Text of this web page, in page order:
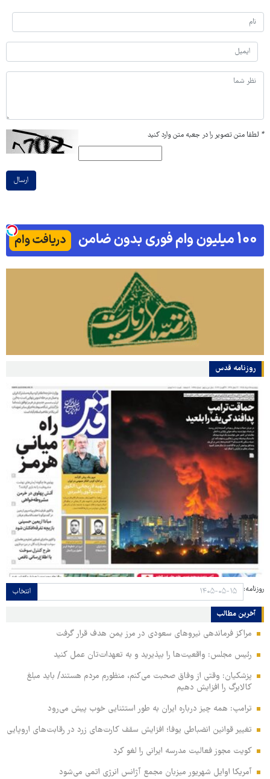
* لطفا متن تصویر را در جعبه متن وارد کنید
ارسال
روزنامه قدس
روزنامه: انتخاب
آخرین مطالب
مراکز فرماندهی نیروهای سعودی در مرز یمن هدف قرار گرفت
رئیس مجلس: واقعیت‌ها را بپذیرید و به تعهدات‌تان عمل کنید
پزشکیان: وقتی از وفاق صحبت می‌کنم، منظورم مردم هستند/ باید مبلغ
کالابرگ را افزایش دهیم
ترامپ: همه چیز درباره ایران به طور استثنایی خوب پیش می‌رود
تغییر قوانین انضباطی یوفا؛ افزایش سقف کارت‌های زرد در رقابت‌های اروپایی
کویت مجوز فعالیت مدرسه ایرانی را لغو کرد
آمریکا اوایل شهریور میزبان مجمع آژانس انرژی اتمی می‌شود